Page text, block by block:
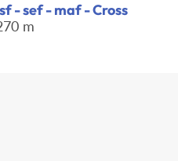
- sef - maf - Cross
m